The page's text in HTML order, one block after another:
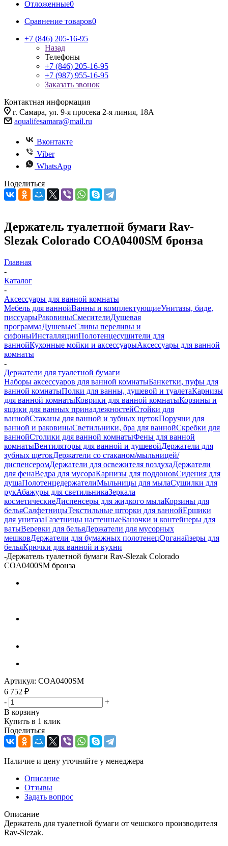
Отложенные0
Сравнение товаров0
+7 (846) 205-16-95
Назад
Телефоны
+7 (846) 205-16-95
+7 (987) 955-16-95
Заказать звонок
Контактная информация
г. Самара, ул. 9-я просека 2-я линия, 18А
aqualifesamara@mail.ru
Вконтакте
Viber
WhatsApp
Поделиться
Держатель туалетной бумаги Rav-
Slezak Colorado COA0400SM бронза
Главная
-
Каталог
-
Аксессуары для ванной комнаты
Мебель для ваннойВанны и комплектующиеУнитазы, биде,
писсуарыРаковиныСмесителиДушевая
программаДушевыеСливы переливы и
сифоныИнсталляцииПолотенцесушители для
ваннойКухонные мойки и аксессуарыАксессуары для ванной
комнаты
-
Держатели для туалетной бумаги
Наборы аксессуаров для ванной комнатыБанкетки, пуфы для
ванной комнатыПолки для ванны, душевой и туалетаКарнизы
для ванной комнатыКоврики для ванной комнатыКорзины и
ящики для ванных принадлежностейСтойки для
ваннойСтаканы для ванной и зубных щетокПоручни для
ванной и раковиныСветильники, бра для ваннойСкребки для
ваннойСтолики для ванной комнатыФены для ванной
комнатыВентиляторы для ванной и душевойДержатели для
зубных щетокДержатели со стаканом/мыльницей/
диспенсеромДержатели для освежителя воздухаДержатели
для фенаВедра для мусораКарнизы для поддоновСидения для
душаПолотенцедержателиМыльницы для мылаСушилки для
рукАбажуры для светильникаЗеркала
косметическиеДиспенсеры для жидкого мылаКорзины для
бельяСалфетницыТекстильные шторки для ваннойЕршики
для унитазаГазетницы настенныеБаночки и контейнеры для
ватыВеревки для бельяДержатели для мусорных
мешковДержатели для бумажных полотенецОрганайзеры для
бельяКрючки для ванной и кухни
-Держатель туалетной бумаги Rav-Slezak Colorado
COA0400SM бронза
Артикул: COA0400SM
6 752 ₽
-
+
В корзину
Купить в 1 клик
Поделиться
Наличие и цену уточняйте у менеджера
Описание
Отзывы
Задать вопрос
Описание
Держатель для туалетной бумаги от чешского производителя
Rav-Slezak.